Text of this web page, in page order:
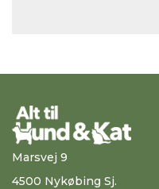
Marsvej 9
4500 Nykøbing Sj.